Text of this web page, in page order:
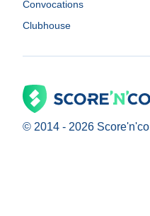
Convocations
Clubhouse
© 2014 - 2026 Score'n'co